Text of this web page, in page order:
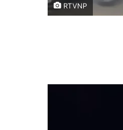
RTVNP